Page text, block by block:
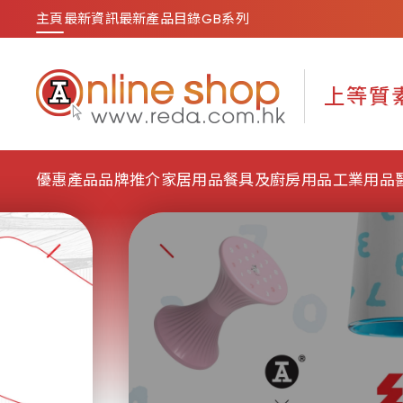
主頁最新資訊最新產品目錄GB系列
優惠產品品牌推介家居用品餐具及廚房用品工業用品